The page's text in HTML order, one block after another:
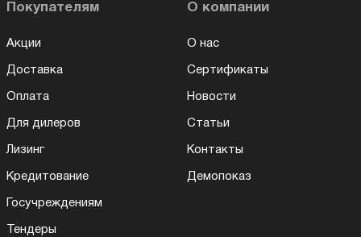
Покупателям
Акции
Доставка
Оплата
Для дилеров
Лизинг
Кредитование
Госучреждениям
Тендеры
О компании
О нас
Сертификаты
Новости
Статьи
Контакты
Демопоказ